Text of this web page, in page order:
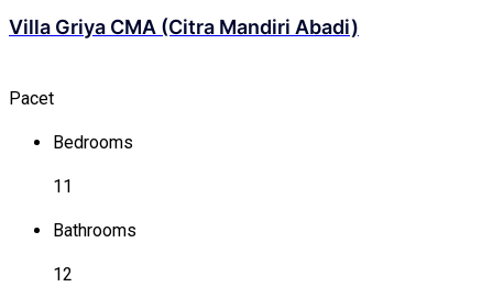
Villa Griya CMA (Citra Mandiri Abadi)
Pacet
Bedrooms
11
Bathrooms
12